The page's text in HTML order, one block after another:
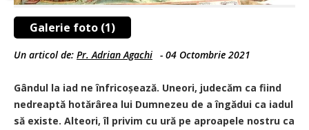
Galerie foto (1)
Un articol de: Pr. Adrian Agachi - 04 Octombrie 2021
Gândul la iad ne înfricoșează. Uneori, judecăm ca fiind
nedreaptă hotărârea lui Dumnezeu de a îngădui ca iadul
să existe. Alteori, îl privim cu ură pe aproapele nostru ca